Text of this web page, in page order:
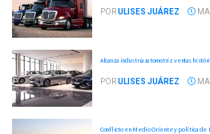
PORULISES JUÁREZ
Alcanza industria automotriz ventas
PORULISES JUÁREZ
Conflicto en Medio Oriente y política de